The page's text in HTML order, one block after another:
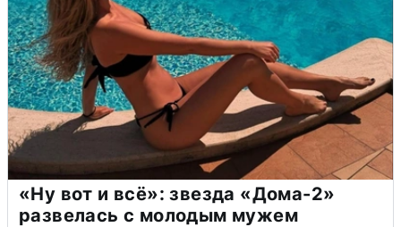
«Ну вот и всё»: звезда «Дома-2»
развелась с молодым мужем